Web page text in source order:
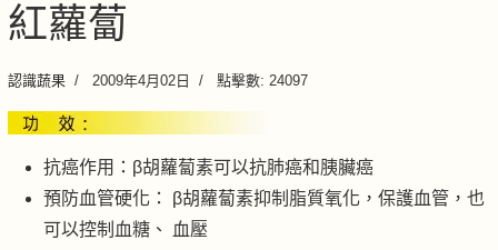
紅蘿蔔
認識蔬果 2009年4月02日 點擊數: 24097
抗癌作用：β胡蘿蔔素可以抗肺癌和胰臟癌
預防血管硬化： β胡蘿蔔素抑制脂質氧化，保護血管，也
可以控制血糖、 血壓